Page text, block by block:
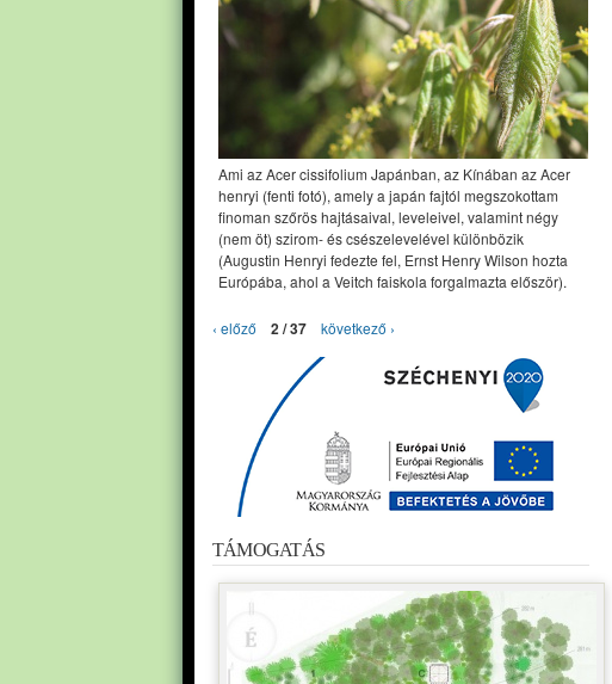
Ami az Acer cissifolium Japánban, az Kínában az Acer
henryi (fenti fotó), amely a japán fajtól megszokottam
finoman szőrös hajtásaival, leveleivel, valamint négy
(nem öt) szirom- és csészelevelével különbözik
(Augustin Henryi fedezte fel, Ernst Henry Wilson hozta
Európába, ahol a Veitch faiskola forgalmazta először).
‹ előző 2 / 37 következő ›
TÁMOGATÁS